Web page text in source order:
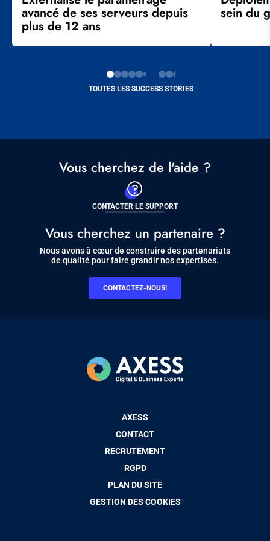
TOUTES LES SUCCESS STORIES
avancé de ses serveurs depuis
plus de 12 ans
sein du
Vous cherchez de l'aide ?
CONTACTER LE SUPPORT
Vous cherchez un partenaire ?
Nous avons à cœur de construire des partenariats
de qualité pour faire grandir nos expertises.
CONTACTEZ-NOUS!
AXESS
CONTACT
RECRUTEMENT
RGPD
PLAN DU SITE
GESTION DES COOKIES